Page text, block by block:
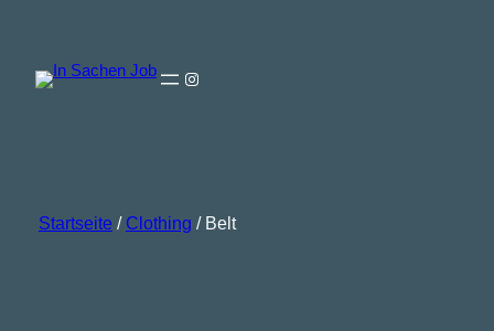
springen
Instagram
Startseite / Clothing / Belt